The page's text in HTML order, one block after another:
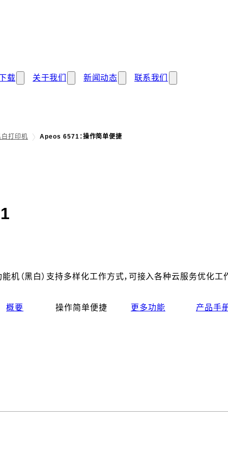
载 关于我们 新闻动态 联系我们
白打印机 Apeos 6571：操作简单便捷
机（黑白）支持多样化工作方式，可接入各种云服务优化工
概要 操作简单便捷 更多功能 产品手